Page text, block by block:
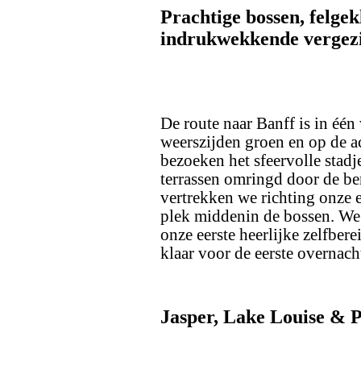
Prachtige bossen,
indrukwekkende
De route naar Banff is in
weerszijden groen en op de
bezoeken het sfeervolle
terrassen omringd door de
vertrekken we richting onze
plek middenin de bossen.
onze eerste heerlijke
klaar voor de eerste
Jasper, Lake Louise &